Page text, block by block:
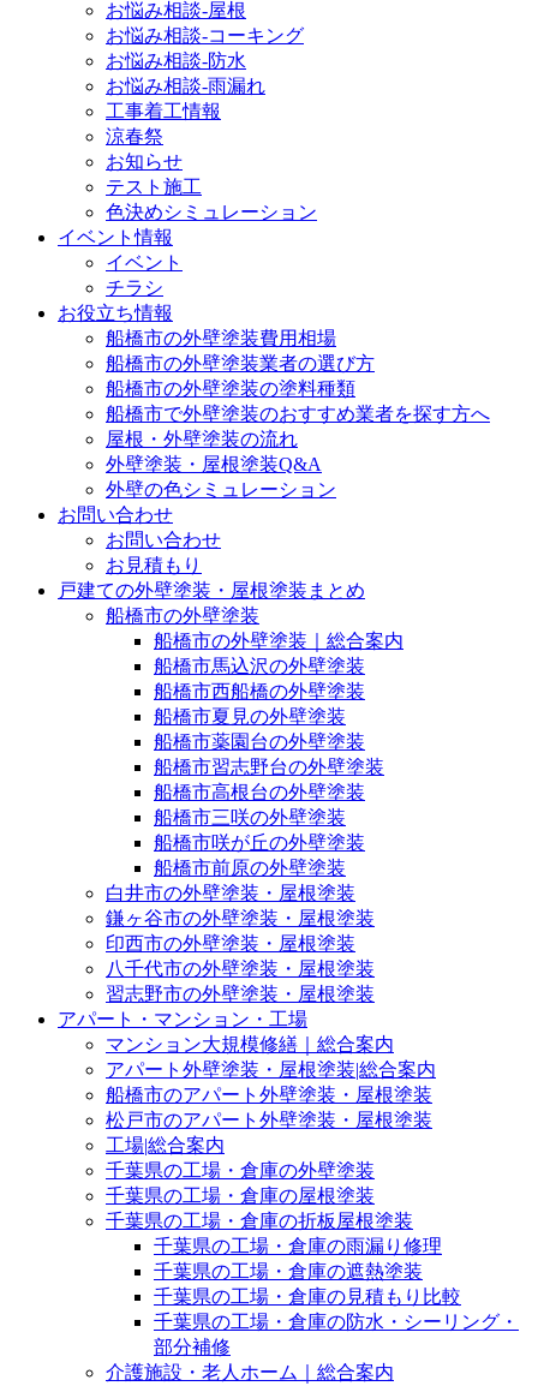
お悩み相談-屋根
お悩み相談-コーキング
お悩み相談-防水
お悩み相談-雨漏れ
工事着工情報
涼春祭
お知らせ
テスト施工
色決めシミュレーション
イベント情報
イベント
チラシ
お役立ち情報
船橋市の外壁塗装費用相場
船橋市の外壁塗装業者の選び方
船橋市の外壁塗装の塗料種類
船橋市で外壁塗装のおすすめ業者を探す方へ
屋根・外壁塗装の流れ
外壁塗装・屋根塗装Q&A
外壁の色シミュレーション
お問い合わせ
お問い合わせ
お見積もり
戸建ての外壁塗装・屋根塗装まとめ
船橋市の外壁塗装
船橋市の外壁塗装｜総合案内
船橋市馬込沢の外壁塗装
船橋市西船橋の外壁塗装
船橋市夏見の外壁塗装
船橋市薬園台の外壁塗装
船橋市習志野台の外壁塗装
船橋市高根台の外壁塗装
船橋市三咲の外壁塗装
船橋市咲が丘の外壁塗装
船橋市前原の外壁塗装
白井市の外壁塗装・屋根塗装
鎌ヶ谷市の外壁塗装・屋根塗装
印西市の外壁塗装・屋根塗装
八千代市の外壁塗装・屋根塗装
習志野市の外壁塗装・屋根塗装
アパート・マンション・工場
マンション大規模修繕｜総合案内
アパート外壁塗装・屋根塗装|総合案内
船橋市のアパート外壁塗装・屋根塗装
松戸市のアパート外壁塗装・屋根塗装
工場|総合案内
千葉県の工場・倉庫の外壁塗装
千葉県の工場・倉庫の屋根塗装
千葉県の工場・倉庫の折板屋根塗装
千葉県の工場・倉庫の雨漏り修理
千葉県の工場・倉庫の遮熱塗装
千葉県の工場・倉庫の見積もり比較
千葉県の工場・倉庫の防水・シーリング・
部分補修
介護施設・老人ホーム｜総合案内